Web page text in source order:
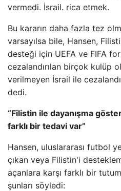
vermedi. İsrail. rica etmek.
Bu kararın daha fazla tez
varsayılsa bile, Hansen,
desteği için UEFA ve FIFA
cezalandırılan birçok kulüp
verilmeyen İsrail ile
dedi.
“Filistin ile dayanışma
farklı bir tedavi var”
Hansen, uluslararası futbol
çıkan veya Filistin'i
açanlara karşı farklı bir
şunları söyledi: